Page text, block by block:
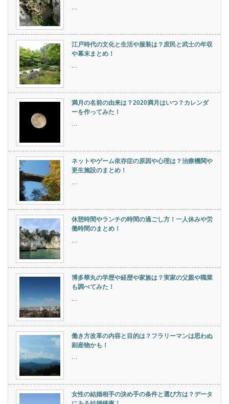
…
江戸時代の文化と生活や服装は？庶民と武士の年収
や幕末まとめ！
…
満月の名前の由来は？2020満月はいつ？カレンダ
ーを作ってみた！
…
ネットやゲーム依存症の原因や心理は？治療機関や
更生施設のまとめ！
…
休憩時間やランチの時間の過ごし方！一人休みや労
働時間のまとめ！
…
博多華丸の学歴や経歴や家族は？実家の父親や職業
も調べてみた！
…
働き方改革の内容と目的は？フラリーマンは思わぬ
副産物かも！
…
女性の結婚相手の決め手の条件と選び方は？データ